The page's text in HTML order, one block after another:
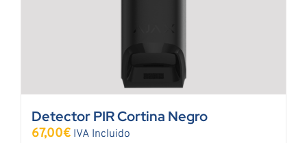
Detector PIR Cortina Negro
67,00€ IVA Incluido